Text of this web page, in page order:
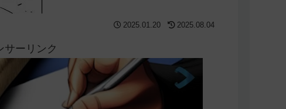
2025.01.20 2025.08.04
サーリンク